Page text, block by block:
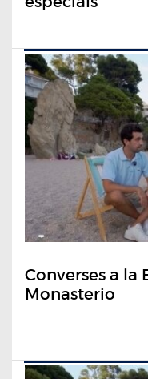
Converses a la
Monasterio